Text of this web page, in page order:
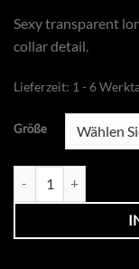
Sexy transparent
collar detail.
Lieferzeit: 1 - 6
Größe